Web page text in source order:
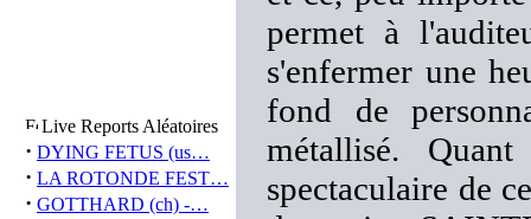
Live Reports Aléatoires
· DYING FETUS (us…
· LA ROTONDE FEST…
· GOTTHARD (ch) -…
permet à
s'enfermer une
fond de
métallisé.
spectaculaire de